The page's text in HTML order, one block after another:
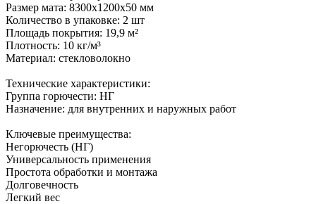
Размер мата: 8300х1200х50 мм
Количество в упаковке: 2 шт
Площадь покрытия: 19,9 м²
Плотность: 10 кг/м³
Материал: стекловолокно
Технические характеристики:
Группа горючести: НГ
Назначение: для внутренних и наружных работ
Ключевые преимущества:
Негорючесть (НГ)
Универсальность применения
Простота обработки и монтажа
Долговечность
Легкий вес